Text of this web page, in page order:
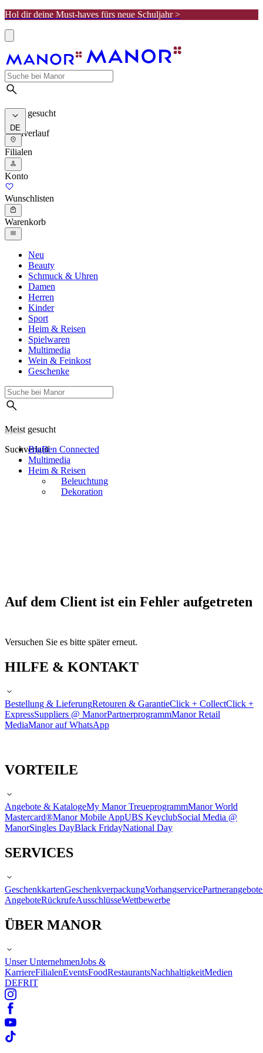
Hol dir deine Must-haves fürs neue Schuljahr >
Meist gesucht
Suchverlauf
DE
Filialen
Konto
Wunschlisten
Warenkorb
Neu
Beauty
Schmuck & Uhren
Damen
Herren
Kinder
Sport
Heim & Reisen
Spielwaren
Multimedia
Wein & Feinkost
Geschenke
Meist gesucht
SuchverlaufBigBen Connected
Multimedia
Heim & Reisen
Beleuchtung
Dekoration
Auf dem Client ist ein Fehler aufgetreten
Versuchen Sie es bitte später erneut.
HILFE & KONTAKT
Bestellung & LieferungRetouren & GarantieClick + CollectClick +
ExpressSuppliers @ ManorPartnerprogrammManor Retail
MediaManor auf WhatsApp
VORTEILE
Angebote & KatalogeMy Manor TreueprogrammManor World
Mastercard®Manor Mobile AppUBS KeyclubSocial Media @
ManorSingles DayBlack FridayNational Day
SERVICES
GeschenkkartenGeschenkverpackungVorhangservicePartnerangebote
AngeboteRückrufeAusschlüsseWettbewerbe
ÜBER MANOR
Unser UnternehmenJobs &
KarriereFilialenEventsFoodRestaurantsNachhaltigkeitMedien
DEFRIT